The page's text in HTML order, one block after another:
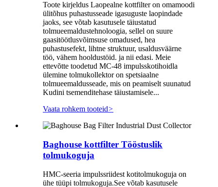
Toote kirjeldus Laopealne kottfilter on omamoodi
ülitõhus puhastusseade igasuguste laopindade
jaoks, see võtab kasutusele täiustatud
tolmueemaldustehnoloogia, sellel on suure
gaasitöötlusvõimsuse omadused, hea
puhastusefekt, lihtne struktuur, usaldusväärne
töö, vähem hooldustöid. ja nii edasi. Meie
ettevõtte toodetud MC-48 impulsskotihoidla
ülemine tolmukollektor on spetsiaalne
tolmueemaldusseade, mis on peamiselt suunatud
Kudini tsemenditehase täiustamisele...
Vaata rohkem tooteid>
Baghouse kottfilter Tööstuslik
tolmukoguja
HMC-seeria impulssriidest kotitolmukoguja on
ühe tüüpi tolmukoguja.See võtab kasutusele